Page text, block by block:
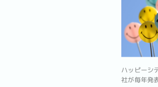
ハッピーシ
社が毎年発